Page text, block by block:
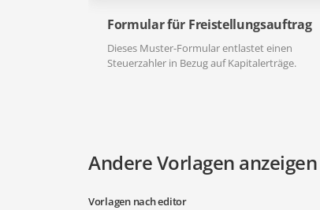
Formular für Freistellungsauftrag
Dieses Muster-Formular entlastet einen
Steuerzahler in Bezug auf Kapitalerträge.
Andere Vorlagen anzeigen
Vorlagen nach editor